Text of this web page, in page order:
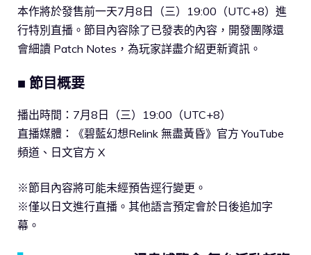
本作將於發售前一天7月8日（三）19:00（UTC+8）進
行特別直播。節目內容除了已發表的內容，開發團隊還
會細讀 Patch Notes，為玩家詳盡介紹更新資訊。
■ 節目概要
播出時間：7月8日（三）19:00（UTC+8）
直播媒體：《碧藍幻想Relink 無盡黃昏》官方 YouTube
頻道、日文官方 X
※節目內容將可能未經預告逕行變更。
※僅以日文進行直播。其他語言預定會於日後追加字
幕。